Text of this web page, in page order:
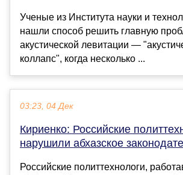
Ученые из Института науки и
нашли способ решить главную
акустической левитации —
коллапс", когда несколько ...
03:23, 04 Дек
Кириенко: Российские
нарушили абхазское
Российские политтехнологи,